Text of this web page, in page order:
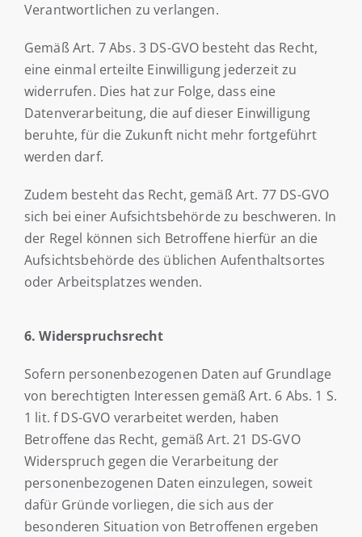
Verantwortlichen zu verlangen.
Gemäß Art. 7 Abs. 3 DS-GVO besteht das Recht,
eine einmal erteilte Einwilligung jederzeit zu
widerrufen. Dies hat zur Folge, dass eine
Datenverarbeitung, die auf dieser Einwilligung
beruhte, für die Zukunft nicht mehr fortgeführt
werden darf.
Zudem besteht das Recht, gemäß Art. 77 DS-GVO
sich bei einer Aufsichtsbehörde zu beschweren. In
der Regel können sich Betroffene hierfür an die
Aufsichtsbehörde des üblichen Aufenthaltsortes
oder Arbeitsplatzes wenden.
6. Widerspruchsrecht
Sofern personenbezogenen Daten auf Grundlage
von berechtigten Interessen gemäß Art. 6 Abs. 1 S.
1 lit. f DS-GVO verarbeitet werden, haben
Betroffene das Recht, gemäß Art. 21 DS-GVO
Widerspruch gegen die Verarbeitung der
personenbezogenen Daten einzulegen, soweit
dafür Gründe vorliegen, die sich aus der
besonderen Situation von Betroffenen ergeben